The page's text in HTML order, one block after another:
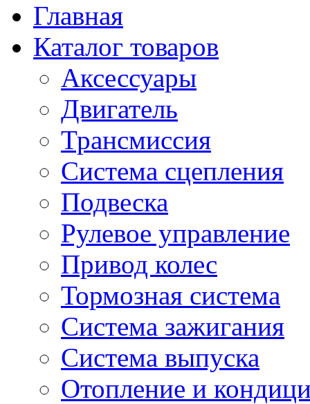
Главная
Каталог товаров
Аксессуары
Двигатель
Трансмиссия
Система сцепления
Подвеска
Рулевое управление
Привод колес
Тормозная система
Система зажигания
Система выпуска
Отопление и